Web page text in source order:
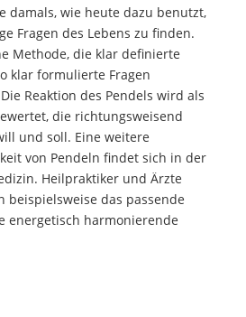
damals, wie heute dazu benutzt,
Fragen des Lebens zu finden.
Methode, die klar definierte
klar formulierte Fragen
Reaktion des Pendels wird als
die richtungsweisend
und soll. Eine weitere
von Pendeln findet sich in der
Heilpraktiker und Ärzte
das passende
energetisch harmonierende